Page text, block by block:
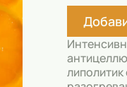
липолитик